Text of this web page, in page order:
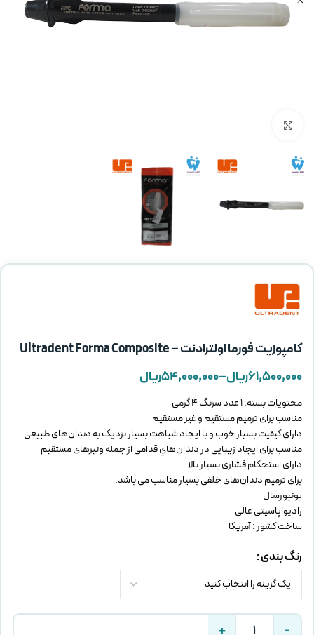
کامپوزیت فورما اولترادنت – Ultradent Forma Composite
۶۱,۵۰۰,۰۰۰ریال–۵۴,۰۰۰,۰۰۰ریال
محتویات بسته: 1 عدد سرنگ 4 گرمی
مناسب برای ترمیم مستقیم و غیر مستقیم
دارای كيفيت بسیار خوب و با ایجاد شباهت بسیار نزدیک به دندان‌های طبيعی
مناسب برای ایجاد زيبايی در دندان‌هاي قدامی از جمله ونيرهای مستقيم
دارای استحكام فشاری بسیار بالا
برای ترميم دندان‌های خلفی بسیار مناسب می باشد.
یونیورسال
رادیواپاسیتی عالی
ساخت کشور : آمریکا
رنگ بندی